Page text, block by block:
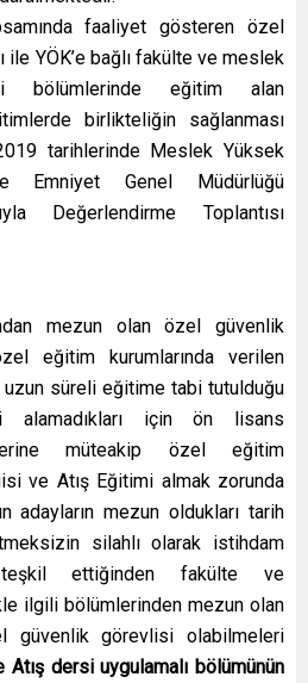
faaliyet gösteren özel
YÖK’e bağlı fakülte ve meslek
bölümlerinde eğitim alan
birlikteliğin sağlanması
tarihlerinde Meslek Yüksek
Emniyet Genel Müdürlüğü
Değerlendirme Toplantısı
mezun olan özel güvenlik
eğitim kurumlarında verilen
süreli eğitime tabi tutulduğu
alamadıkları için ön lisans
müteakip özel eğitim
ve Atış Eğitimi almak zorunda
adayların mezun oldukları tarih
silahlı olarak istihdam
ettiğinden fakülte ve
ilgili bölümlerinden mezun olan
güvenlik görevlisi olabilmeleri
dersi uygulamalı bölümünün